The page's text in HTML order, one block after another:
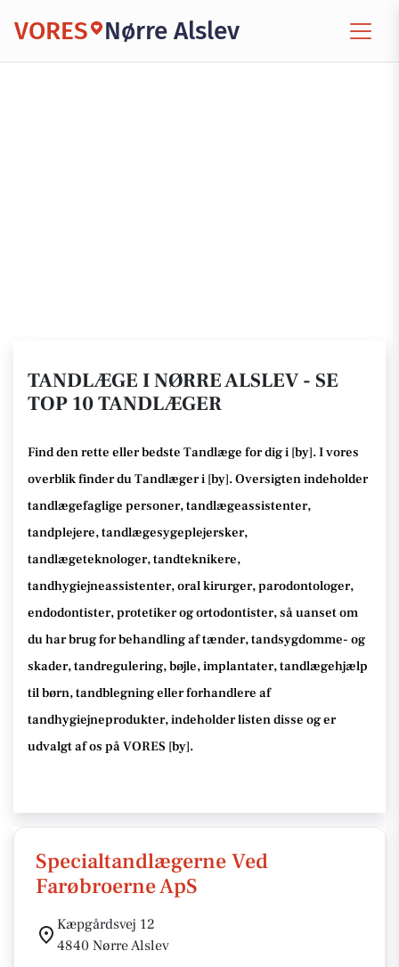
VORES Nørre Alslev
TANDLÆGE I NØRRE ALSLEV - SE
TOP 10 TANDLÆGER
Find den rette eller bedste Tandlæge for dig i [by]. I vores
overblik finder du Tandlæger i [by].Oversigten indeholder
tandlægefaglige personer, tandlægeassistenter,
tandplejere, tandlægesygeplejersker,
tandlægeteknologer, tandteknikere,
tandhygiejneassistenter, oral kirurger, parodontologer,
endodontister, protetiker og ortodontister, såuanset om
du har brug for behandling af tænder, tandsygdomme- og
skader, tandregulering, bøjle, implantater, tandlægehjælp
til børn, tandblegning eller forhandlere af
tandhygiejneprodukter, indeholder listen disse og er
udvalgt af os på VORES [by].
Specialtandlægerne Ved
Farøbroerne ApS
Kæpgårdsvej 12
4840 Nørre Alslev